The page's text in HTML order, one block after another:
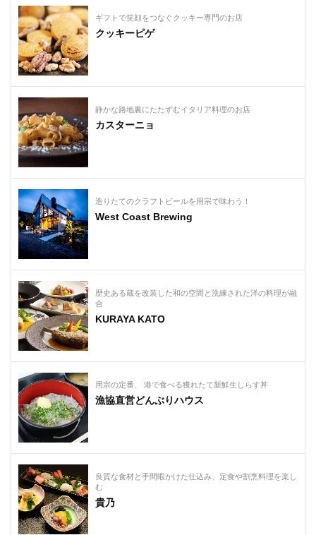
ギフトで笑顔をつなぐクッキー専門のお店
クッキーピゲ
静かな路地裏にたたずむイタリア料理のお店
カスターニョ
造りたてのクラフトビールを用宗で味わう！
West Coast Brewing
歴史ある蔵を改装した和の空間と洗練された洋の料理が融
合
KURAYA KATO
用宗の定番、 港で食べる獲れたて新鮮生しらす丼
漁協直営どんぶりハウス
良質な食材と手間暇かけた仕込み、定食や割烹料理を楽し
む
貴乃